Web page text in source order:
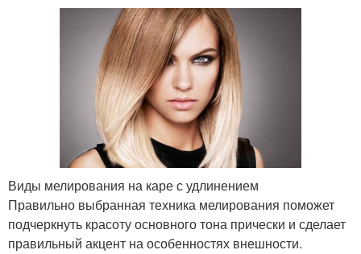
Виды мелирования на каре с удлинением
Правильно выбранная техника мелирования поможет
подчеркнуть красоту основного тона прически и сделает
правильный акцент на особенностях внешности.